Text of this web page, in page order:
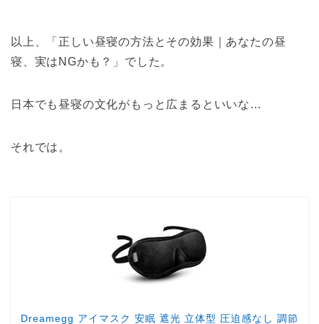
以上、「正しい昼寝の方法とその効果｜あなたの昼
寝、実はNGかも？」でした。
日本でも昼寝の文化がもっと広まるといいな…
それでは。
Dreamegg アイマスク 安眠 遮光 立体型 圧迫感なし 調節